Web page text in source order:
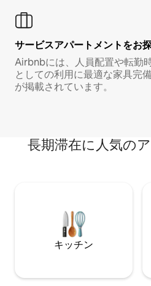
サービスアパートメントをお
Airbnbには、人員配置や転勤
としての利用に最適な家具完
が掲載されています。
長期滞在に人気の
キッチン